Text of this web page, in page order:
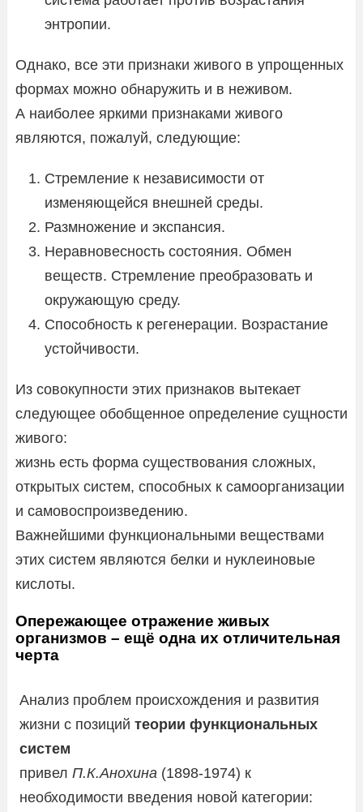
энтропии.
Однако, все эти признаки живого в упрощенных
формах можно обнаружить и в неживом.
А наиболее яркими признаками живого
являются, пожалуй, следующие:
Стремление к независимости от
изменяющейся внешней среды.
Размножение и экспансия.
Неравновесность состояния. Обмен
веществ. Стремление преобразовать и
окружающую среду.
Способность к регенерации. Возрастание
устойчивости.
Из совокупности этих признаков вытекает
следующее обобщенное определение сущности
живого:
жизнь есть форма существования сложных,
открытых систем, способных к самоорганизации
и самовоспроизведению.
Важнейшими функциональными веществами
этих систем являются белки и нуклеиновые
кислоты.
Опережающее отражение живых
организмов – ещё одна их отличительная
черта
Анализ проблем происхождения и развития
жизни с позиций теории функциональных
систем
привел П.К.Анохина (1898-1974) к
необходимости введения новой категории: